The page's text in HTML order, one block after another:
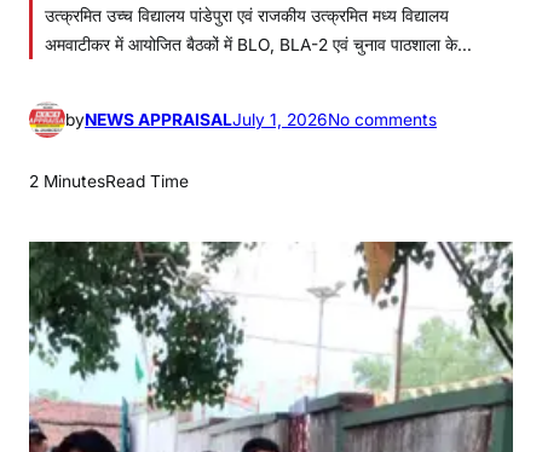
उत्क्रमित उच्च विद्यालय पांडेपुरा एवं राजकीय उत्क्रमित मध्य विद्यालय
अमवाटीकर में आयोजित बैठकों में BLO, BLA-2 एवं चुनाव पाठशाला के…
byNEWS APPRAISALJuly 1, 2026No commentso
क्त
दी
कु
मा
2 MinutesRead Time